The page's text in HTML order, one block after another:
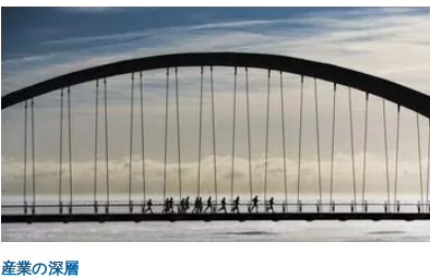
産業の深層